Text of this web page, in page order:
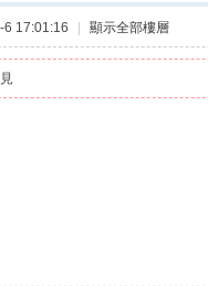
6 17:01:16 顯示全部樓層